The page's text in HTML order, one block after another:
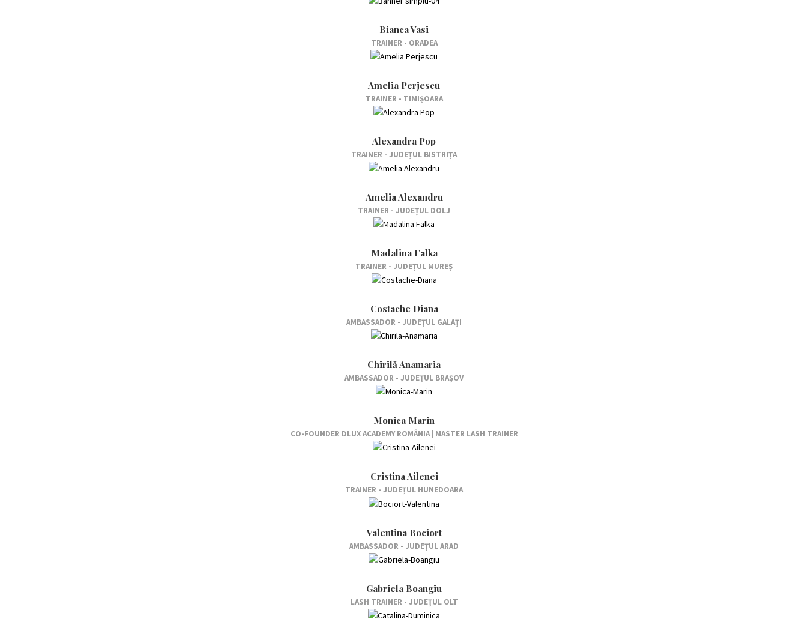
Bianca Vasi
TRAINER - ORADEA
Amelia Perjescu
TRAINER - TIMIȘOARA
Alexandra Pop
TRAINER - JUDEȚUL BISTRIȚA
Amelia Alexandru
TRAINER - JUDEȚUL DOLJ
Madalina Falka
TRAINER - JUDEȚUL MUREȘ
Costache Diana
AMBASSADOR - JUDEȚUL GALAȚI
Chirilă Anamaria
AMBASSADOR - JUDEȚUL BRAȘOV
Monica Marin
CO-FOUNDER DLUX ACADEMY ROMÂNIA | MASTER LASH TRAINER
Cristina Ailenei
TRAINER - JUDEȚUL HUNEDOARA
Valentina Bociort
AMBASSADOR - JUDEȚUL ARAD
Gabriela Boangiu
LASH TRAINER - JUDEȚUL OLT